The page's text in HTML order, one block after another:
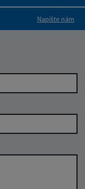
Napíšte nám